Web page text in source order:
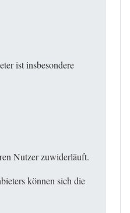
ist insbesondere
Nutzer zuwiderläuft.
können sich die